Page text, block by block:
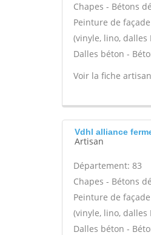
Chapes - Bétons
Peinture de
(vinyle, lino, dalles
Dalles béton -
Voir la fiche
Vdhl alliance
Artisan
Département: 83
Chapes - Bétons
Peinture de
(vinyle, lino, dalles
Dalles béton -